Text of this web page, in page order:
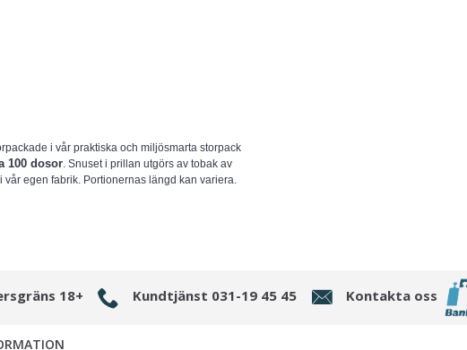
i vår praktiska och miljösmarta storpack
100 dosor. Snuset i prillan utgörs av tobak av
egen fabrik. Portionernas längd kan variera.
18+ Kundtjänst 031-19 45 45 Kontakta oss